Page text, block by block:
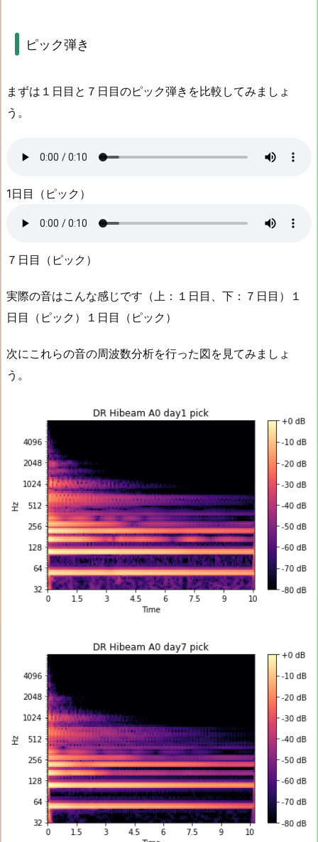
ピック弾き
まずは１日目と７日目のピック弾きを比較してみましょ
う。
1日目（ピック）
７日目（ピック）
実際の音はこんな感じです（上：１日目、下：７日目）
１
日目（ピック）
１日目（ピック）
次にこれらの音の周波数分析を行った図を見てみましょ
う。